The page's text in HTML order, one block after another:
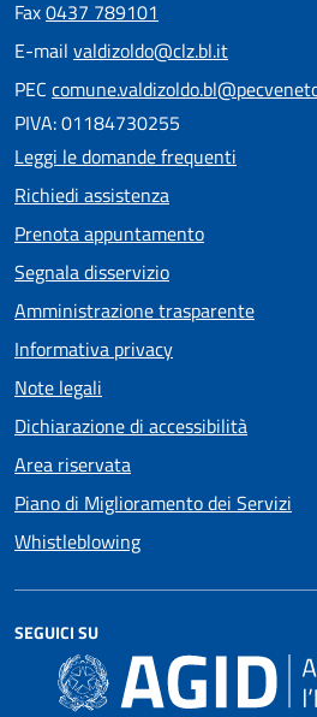
Fax0437 789101
E-mail valdizoldo@clz.bl.it
PEC
PIVA: 01184730255
Leggi le domande frequenti
Richiedi assistenza
Prenota appuntamento
Segnala disservizio
Amministrazione trasparente
Informativa privacy
Note legali
Dichiarazione di accessibilità
Area riservata
Piano di Miglioramento dei Servizi
Whistleblowing
SEGUICI SU